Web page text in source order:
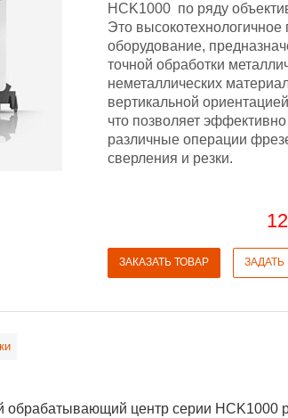
HCK1000 по ряду
Это
оборудование,
точной обработки
неметаллических
вертикальной
что позволяет
различные операции
сверления и резки.
ЗАКАЗАТЬ ТОВАР
обрабатывающий центр серии HCK1000